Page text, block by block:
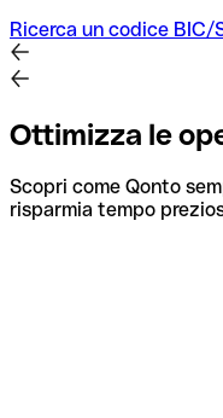
Ricerca un codice BIC/
Ottimizza le
Scopri come Qonto
risparmia tempo